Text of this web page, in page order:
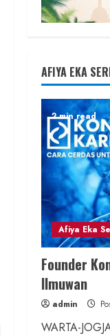
AFIYA EKA
2 min read
Afiya Eka
Founder
Ilmuwan
admin
WARTA-